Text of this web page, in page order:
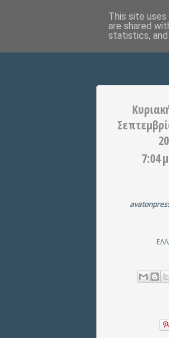
7:04
This site
are shared
statistics,